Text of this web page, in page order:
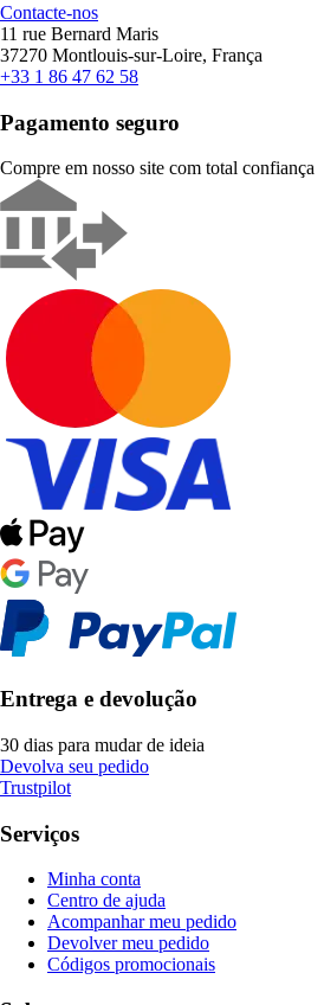
Contacte-nos
11 rue Bernard Maris
37270 Montlouis-sur-Loire, França
+33 1 86 47 62 58
Pagamento seguro
Compre em nosso site com total confiança
Entrega e devolução
30 dias para mudar de ideia
Devolva seu pedido
Trustpilot
Serviços
Minha conta
Centro de ajuda
Acompanhar meu pedido
Devolver meu pedido
Códigos promocionais